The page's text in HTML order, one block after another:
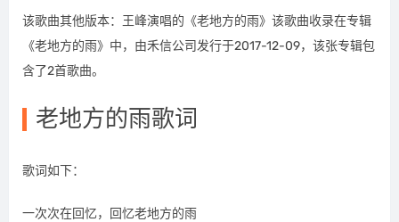
该歌曲其他版本：王峰演唱的《老地方的雨》该歌曲收录在专辑
《老地方的雨》中，由禾信公司发行于2017-12-09，该张专辑包
含了2首歌曲。
老地方的雨歌词
歌词如下：
一次次在回忆，回忆老地方的雨